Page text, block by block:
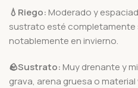
💧Riego: Moderado y
sustrato esté completamente
notablemente en invierno.
🪨Sustrato: Muy drenante y
grava, arena gruesa o